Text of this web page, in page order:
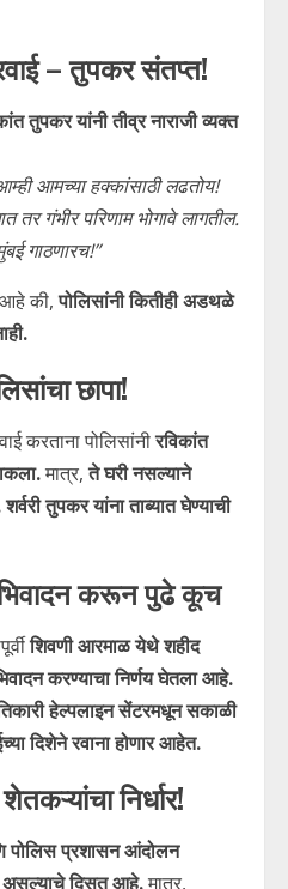
– तुपकर संतप्त!
तुपकर यांनी तीव्र नाराजी व्यक्त
आमच्या हक्कांसाठी लढतोय!
तर गंभीर परिणाम भोगावे लागतील.
गाठणारच!”
आहे की,पोलिसांनी कितीही अडथळे
छापा!
करताना पोलिसांनीरविकांत
मात्र,ते घरी नसल्याने
तुपकर यांना ताब्यात घेण्याची
करून पुढे कूच
शिवणी आरमाळ येथे शहीद
करण्याचा निर्णय घेतला आहे.
हेल्पलाइन सेंटरमधून सकाळी
दिशेने रवाना होणार आहेत.
निर्धार!
पोलिस प्रशासन आंदोलन
असल्याचे दिसत आहे.मात्र,